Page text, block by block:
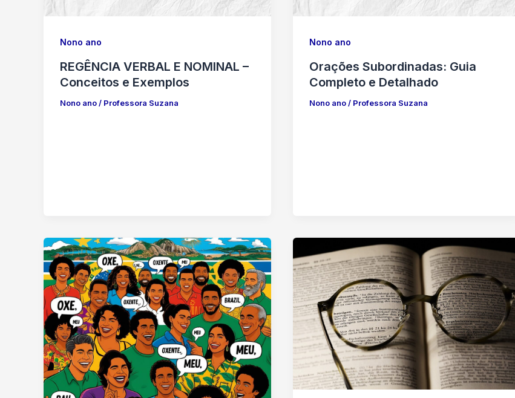
Nono ano
REGÊNCIA VERBAL E NOMINAL –
Conceitos e Exemplos
Nono ano/ Professora Suzana
Nono ano
Orações Subordinadas: Guia
Completo e Detalhado
Nono ano/ Professora Suzana